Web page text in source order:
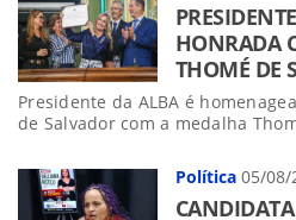
HONRADA
THOMÉ DE
Presidente da ALBA é
de Salvador com a medalha
Política 05/08/